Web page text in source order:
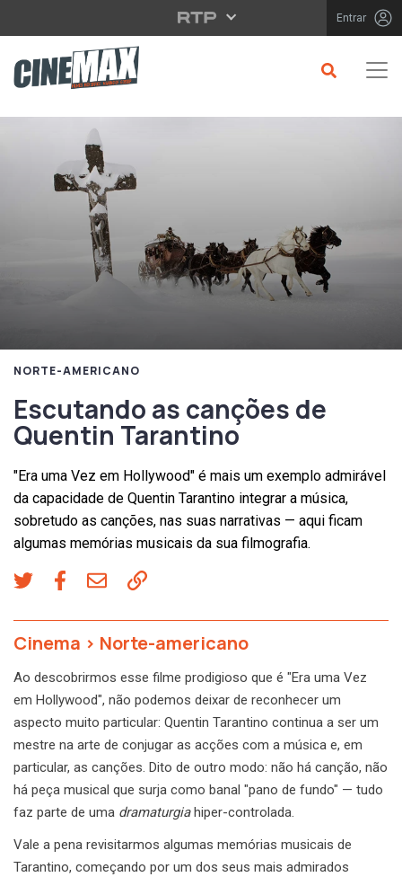
Saltar para o conteúdo principal Entrar
NORTE-AMERICANO
Escutando as canções de
Quentin Tarantino
"Era uma Vez em Hollywood" é mais um exemplo admirável
da capacidade de Quentin Tarantino integrar a música,
sobretudo as canções, nas suas narrativas — aqui ficam
algumas memórias musicais da sua filmografia.
Cinema > Norte-americano
Ao descobrirmos esse filme prodigioso que é "Era uma Vez
em Hollywood", não podemos deixar de reconhecer um
aspecto muito particular: Quentin Tarantino continua a ser um
mestre na arte de conjugar as acções com a música e, em
particular, as canções. Dito de outro modo: não há canção, não
há peça musical que surja como banal "pano de fundo" — tudo
faz parte de uma dramaturgiahiper-controlada.
Vale a pena revisitarmos algumas memórias musicais de
Tarantino, começando por um dos seus mais admirados